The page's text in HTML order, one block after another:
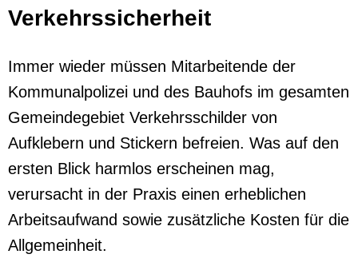
Verkehrssicherheit
Immer wieder müssen Mitarbeitende der
Kommunalpolizei und des Bauhofs im gesamten
Gemeindegebiet Verkehrsschilder von
Aufklebern und Stickern befreien. Was auf den
ersten Blick harmlos erscheinen mag,
verursacht in der Praxis einen erheblichen
Arbeitsaufwand sowie zusätzliche Kosten für die
Allgemeinheit.